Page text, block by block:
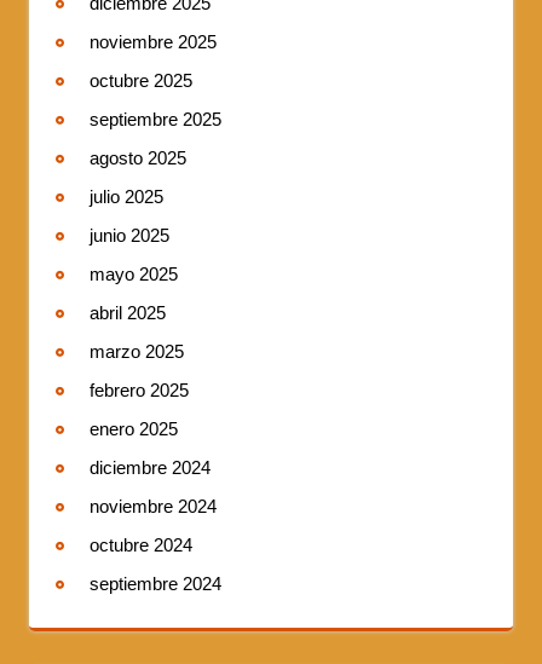
noviembre 2025
octubre 2025
septiembre 2025
agosto 2025
julio 2025
junio 2025
mayo 2025
abril 2025
marzo 2025
febrero 2025
enero 2025
diciembre 2024
noviembre 2024
octubre 2024
septiembre 2024